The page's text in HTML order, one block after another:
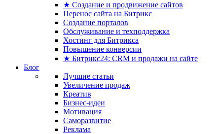
★ Создание и продвижение сайтов
Перенос сайта на Битрикс
Создание порталов
Обслуживание и техподдержка
Хостинг для Битрикса
Повышение конверсии
★ Битрикс24: CRM и продажи на сайте
Блог
Лучшие статьи
Увеличение продаж
Креатив
Бизнес-идеи
Мотивация
Саморазвитие
Реклама